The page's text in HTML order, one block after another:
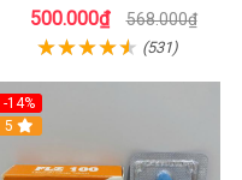
Nam, Kéo Dài Quan Hệ
500.000₫ 568.000₫
(531)
-14%
5